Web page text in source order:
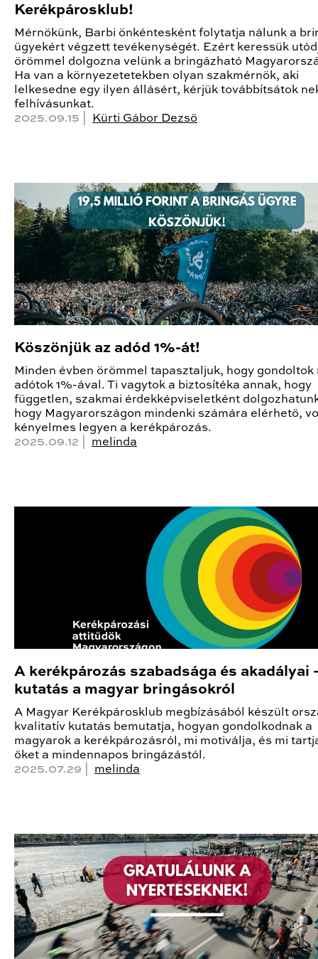
Kerékpárosklub!
Mérnökünk, Barbi önkéntesként folytatja nálunk a
ügyekért végzett tevékenységét. Ezért keressük
örömmel dolgozna velünk a bringázható
Ha van a környezetetekben olyan szakmérnök, aki
lelkesedne egy ilyen állásért, kérjük továbbítsátok
felhívásunkat.
2025.09.15 |
Kürti Gábor Dezső
Köszönjük az adód 1%-át!
Minden évben örömmel tapasztaljuk, hogy gondoltok
adótok 1%-ával. Ti vagytok a biztosítéka annak, hogy
független, szakmai érdekképviseletként
hogy Magyarországon mindenki számára elérhető,
kényelmes legyen a kerékpározás.
2025.09.12 | melinda
A kerékpározás szabadsága és akadályai
kutatás a magyar bringásokról
A Magyar Kerékpárosklub megbízásából készült
kvalitatív kutatás bemutatja, hogyan gondolkodnak a
magyarok a kerékpározásról, mi motiválja, és mi
őket a mindennapos bringázástól.
2025.07.29 | melinda